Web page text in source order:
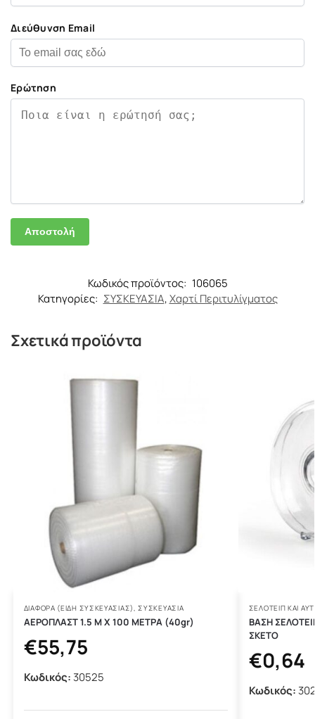
Διεύθυνση Email
Ερώτηση
Κωδικός προϊόντος: 106065
Κατηγορίες: ΣΥΣΚΕΥΑΣΙΑ,Χαρτί Περιτυλίγματος
Σχετικά προϊόντα
ΔΙΆΦΟΡΑ (ΕΊΔΗ ΣΥΣΚΕΥΑΣΊΑΣ),ΣΥΣΚΕΥΑΣΙΑ
ΑΕΡΟΠΛΑΣΤ 1.5 Μ Χ 100 ΜΕΤΡΑ (40gr)
€55,75
Κωδικός: 30525
ΣΕΛΟΤΕΙΠ ΚΑΙ
ΒΑΣΗ
ΣΚΕΤΟ
€0,64
Κωδικός: